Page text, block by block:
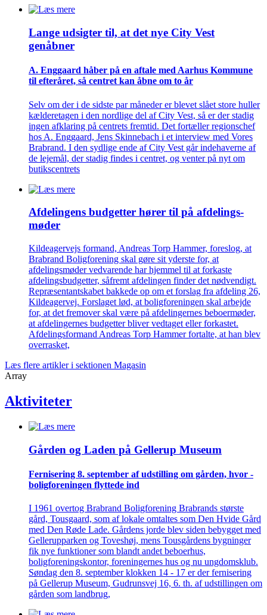
Lange udsigter til, at det nye City Vest
genåbner
A. Enggaard håber på en aftale med Aarhus Kommune
til efteråret, så centret kan åbne om to år
Selv om der i de sidste par måneder er blevet slået store huller
kælderetagen i den nordlige del af City Vest, så er der stadig
ingen afklaring på centrets fremtid. Det fortæller regionschef
hos A. Enggaard, Jens Skinnebach i et interview med Vores
Brabrand. I den sydlige ende af City Vest går indehaverne af
de lejemål, der stadig findes i centret, og venter på nyt om
butikscentrets
Afdelingens budgetter hører til på afdelings­
møder
Kildeagervejs formand, Andreas Torp Hammer, foreslog, at
Brabrand Boligforening skal gøre sit yderste for, at
afdelingsmøder vedvarende har hjemmel til at forkaste
afdelingsbudgetter, såfremt afdelingen finder det nødvendigt.
Repræsentantskabet bakkede op om et forslag fra afdeling 26,
Kildeagervej. Forslaget lød, at boligforeningen skal arbejde
for, at det fremover skal være på afdelingernes beboermøder,
at afdelingernes budgetter bliver vedtaget eller forkastet.
Afdelingsformand Andreas Torp Hammer fortalte, at han blev
overrasket,
Læs flere artikler i sektionen Magasin
Array
Aktiviteter
Gården og Laden på Gellerup Museum
Fernisering 8. september af ­udstilling om gården, hvor ­
bolig­foreningen flyttede ind
I 1961 overtog Brabrand Boligforening Brabrands største
gård, Tousgaard, som af lokale omtaltes som Den Hvide Gård
med Den Røde Lade. Gårdens jorde blev siden bebygget med
Gellerupparken og Toveshøj, mens Tousgårdens bygninger
fik nye funktioner som blandt andet beboerhus,
boligforeningskontor, foreningernes hus og nu ungdomsklub.
Søndag den 8. september klokken 14 - 17 er der fernisering
på Gellerup Museum, Gudrunsvej 16, 6. th. af udstillingen om
gården som landbrug,